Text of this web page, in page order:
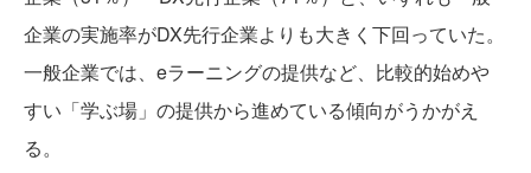
企業の実施率がDX先行企業よりも大きく下回っていた。
一般企業では、eラーニングの提供など、比較的始めや
すい「学ぶ場」の提供から進めている傾向がうかがえ
る。